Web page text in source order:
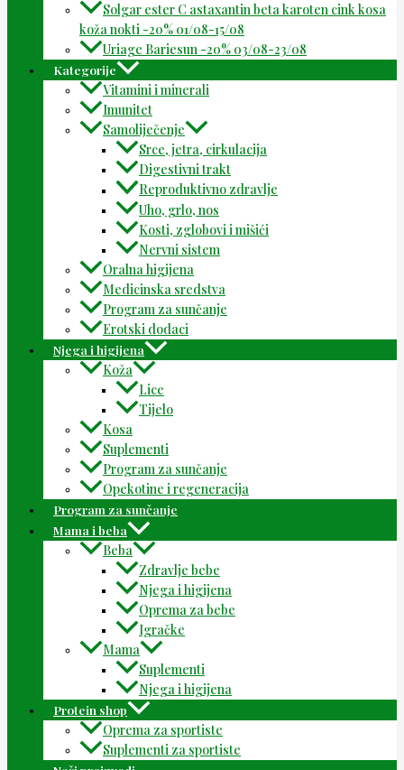
Solgar ester C astaxantin beta karoten cink kosa
koža nokti -20% 01/08-15/08
Uriage Bariesun -20% 03/08-23/08
Kategorije
Vitamini i minerali
Imunitet
Samoliječenje
Srce, jetra, cirkulacija
Digestivni trakt
Reproduktivno zdravlje
Uho, grlo, nos
Kosti, zglobovi i mišići
Nervni sistem
Oralna higijena
Medicinska sredstva
Program za sunčanje
Erotski dodaci
Njega i higijena
Koža
Lice
Tijelo
Kosa
Suplementi
Program za sunčanje
Opekotine i regeneracija
Program za sunčanje
Mama i beba
Beba
Zdravlje bebe
Njega i higijena
Oprema za bebe
Igračke
Mama
Suplementi
Njega i higijena
Protein shop
Oprema za sportiste
Suplementi za sportiste